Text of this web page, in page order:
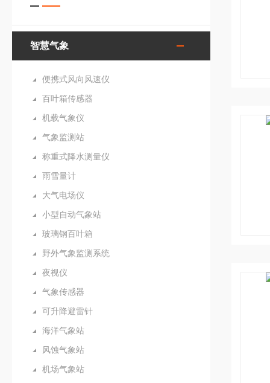
智慧气象
便携式风向风速仪
百叶箱传感器
机载气象仪
气象监测站
称重式降水测量仪
雨雪量计
大气电场仪
小型自动气象站
玻璃钢百叶箱
野外气象监测系统
夜视仪
气象传感器
可升降避雷针
海洋气象站
风蚀气象站
机场气象站